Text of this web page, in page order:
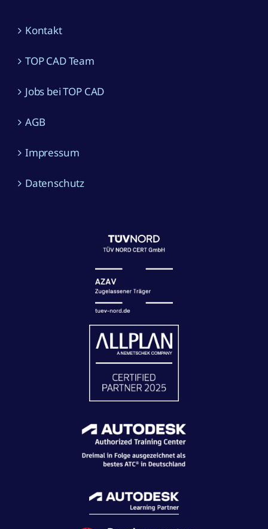
Kontakt
TOP CAD Team
Jobs bei TOP CAD
AGB
Impressum
Datenschutz